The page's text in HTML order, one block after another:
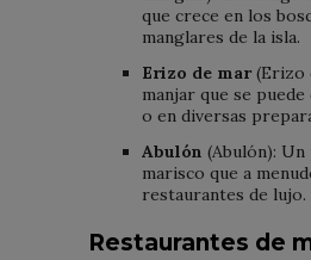
que crece en los
manglares de la isla.
Erizo de mar(Erizo
manjar que se
o en diversas
Abulón (Abulón):
marisco que a
restaurantes de lujo.
Restaurantes de